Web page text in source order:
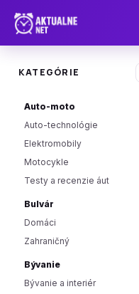
KATEGÓRIE
Auto-moto
Auto-technológie
Elektromobily
Motocykle
Testy a recenzie áut
Bulvár
Domáci
Zahraničný
Bývanie
Bývanie a interiér